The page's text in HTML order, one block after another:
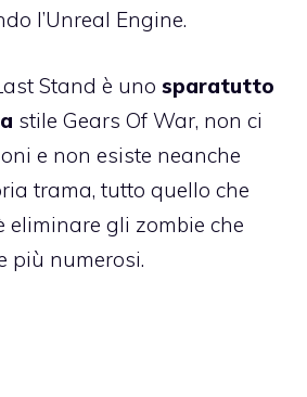
l’Unreal Engine.
Stand è uno sparatutto
stile Gears Of War, non ci
e non esiste neanche
trama, tutto quello che
eliminare gli zombie che
più numerosi.